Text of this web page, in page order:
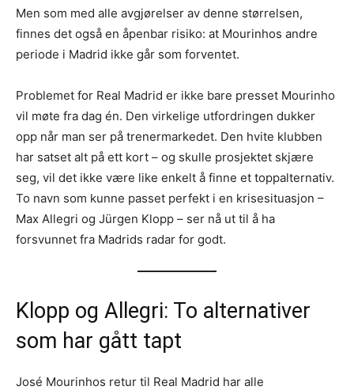
Men som med alle avgjørelser av denne størrelsen,
finnes det også en åpenbar risiko: at Mourinhos andre
periode i Madrid ikke går som forventet.
Problemet for Real Madrid er ikke bare presset Mourinho
vil møte fra dag én. Den virkelige utfordringen dukker
opp når man ser på trenermarkedet. Den hvite klubben
har satset alt på ett kort – og skulle prosjektet skjære
seg, vil det ikke være like enkelt å finne et toppalternativ.
To navn som kunne passet perfekt i en krisesituasjon –
Max Allegri og Jürgen Klopp – ser nå ut til å ha
forsvunnet fra Madrids radar for godt.
Klopp og Allegri: To alternativer
som har gått tapt
José Mourinhos retur til Real Madrid har alle